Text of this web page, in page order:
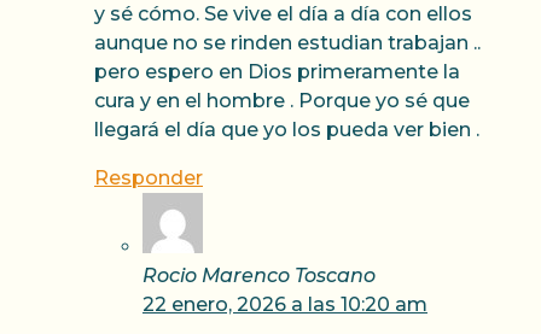
y sé cómo. Se vive el día a día con ellos
aunque no se rinden estudian trabajan ..
pero espero en Dios primeramente la
cura y en el hombre . Porque yo sé que
llegará el día que yo los pueda ver bien .
Responder
Rocio Marenco Toscano
22 enero, 2026 a las 10:20 am